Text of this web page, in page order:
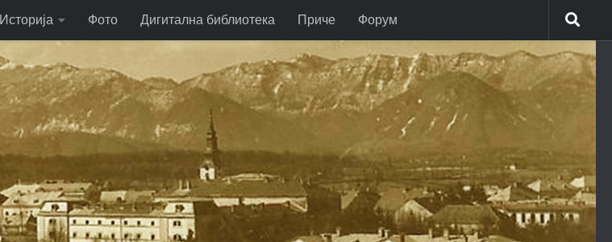
Историја Фото Дигитална библиотека Приче Форум